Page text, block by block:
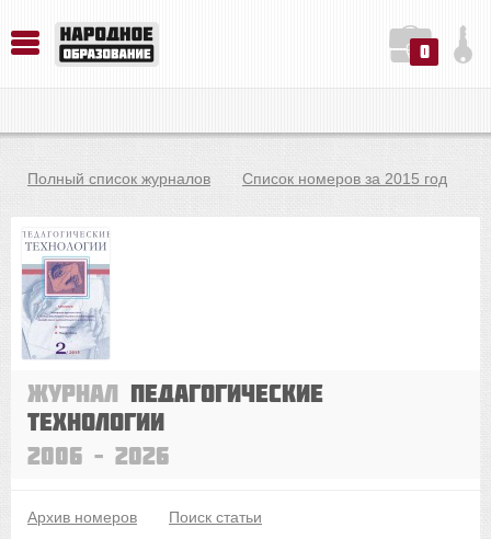
0
Полный список журналов Список номеров за 2015 год
Журнал Педагогические
технологии
2006 – 2026
Архив номеров
Поиск статьи